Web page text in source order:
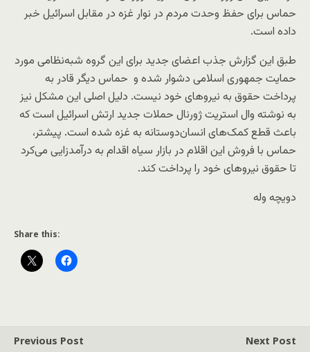
حماس برای حفظ وحدت مردم در نوار غزه در مقابل اسرائیل خبر
داده است.
طبق این گزارش جذب اعضای جدید برای این گروه شبه‌نظامی مورد
حمایت جمهوری اسلامی دشوار شده و حماس دیگر قادر به
پرداخت حقوق به نیروهای خود نیست. دلیل اصلی این مشکل نیز
به نوشته وال استریت ژورنال حملات جدید ارتش اسرائیل است که
باعث قطع کمک‌های انسان‌دوستانه به غزه شده است. پیشتر،
حماس با فروش این اقلام در بازار سیاه اقدام به درآمدزایی می‌کرد
تا حقوق نیروهای خود را پرداخت کند.
دویچه وله
Share this:
Previous Post Next Post